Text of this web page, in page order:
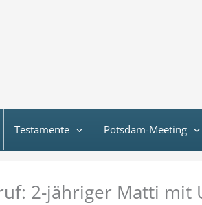
Testamente Potsdam-Meeting
2-jähriger Matti mit